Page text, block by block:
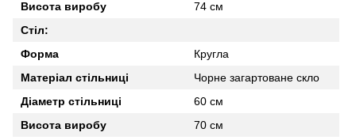
Висота виробу
74 см
Стіл:
Форма
Кругла
Матеріал стільниці
Чорне загартоване скло
Діаметр стільниці
60 см
Висота виробу
70 см